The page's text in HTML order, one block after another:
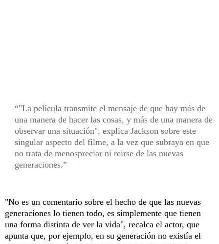
"La película transmite el mensaje de que hay más de
una manera de hacer las cosas, y más de una manera de
observar una situación", explica Jackson sobre este
singular aspecto del filme, a la vez que subraya en que
no trata de menospreciar ni reirse de las nuevas
generaciones.
"No es un comentario sobre el hecho de que las nuevas
generaciones lo tienen todo, es simplemente que tienen
una forma distinta de ver la vida", recalca el actor, que
apunta que, por ejemplo, en su generación no existía el